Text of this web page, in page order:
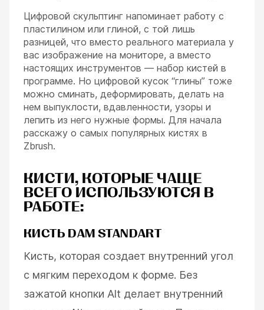
Цифровой скульптинг напоминает работу с
пластилином или глиной, с той лишь
разницей, что вместо реального материала у
вас изображение на мониторе, а вместо
настоящих инструментов — набор кистей в
программе. Но цифровой кусок “глины” тоже
можно сминать, деформировать, делать на
нем выпуклости, вдавленности, узоры и
лепить из него нужные формы. Для начала
расскажу о самых популярных кистях в
Zbrush.
КИСТИ, КОТОРЫЕ ЧАЩЕ
ВСЕГО ИСПОЛЬЗУЮТСЯ В
РАБОТЕ:
КИСТЬ DAM STANDART
Кисть, которая создает внутренний угол
с мягким переходом к форме. Без
зажатой кнопки Alt делает внутренний